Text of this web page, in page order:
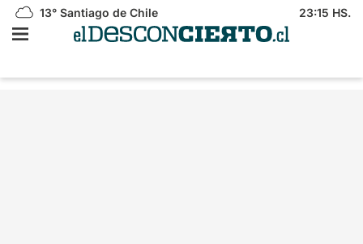
13° Santiago de Chile 23:15 HS.